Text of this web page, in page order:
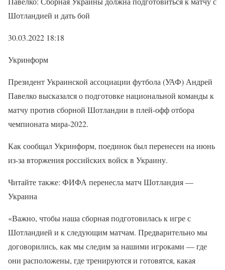
Шотландией и дать бой
30.03.2022 18:18
Укринформ
Президент Украинской ассоциации футбола (УАФ) Андрей
Павелко высказался о подготовке национальной команды к
матчу против сборной Шотландии в плей-офф отбора
чемпионата мира-2022.
Как сообщал Укринформ, поединок был перенесен на июнь
из-за вторжения российских войск в Украину.
Читайте также: ФИФА перенесла матч Шотландия —
Украина
«Важно, чтобы наша сборная подготовилась к игре с
Шотландией и к следующим матчам. Предварительно мы
договорились, как мы следим за нашими игроками — где
они расположены, где тренируются и готовятся, какая